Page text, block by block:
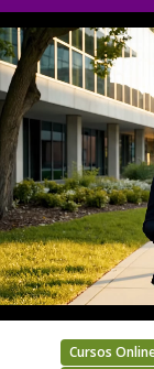
Cursos